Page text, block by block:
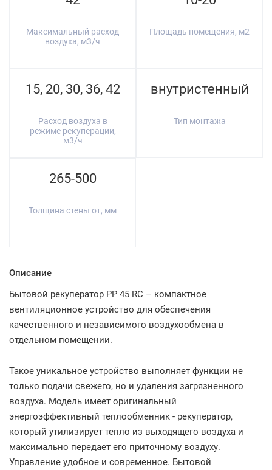
Максимальный расход
воздуха, м3/ч
Площадь помещения, м2
15, 20, 30, 36, 42
Расход воздуха в
режиме рекуперации,
м3/ч
внутристенный
Тип монтажа
265-500
Толщина стены от, мм
Описание
Бытовой рекуператор PP 45 RC – компактное
вентиляционное устройство для обеспечения
качественного и независимого воздухообмена в
отдельном помещении.
Такое уникальное устройство выполняет функции не
только подачи свежего, но и удаления загрязненного
воздуха. Модель имеет оригинальный
энергоэффективный теплообменник - рекуператор,
который утилизирует тепло из выходящего воздуха и
максимально передает его приточному воздуху.
Управление удобное и современное. Бытовой